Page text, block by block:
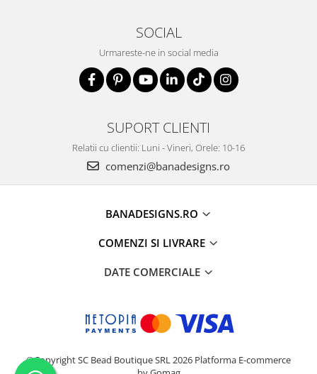
SOCIAL
Urmareste-ne in social media
SUPORT CLIENTI
Relatii cu clientii: Luni - Vineri, Orele: 10-16
comenzi@banadesigns.ro
BANADESIGNS.RO
COMENZI SI LIVRARE
DATE COMERCIALE
©Copyright SC Bead Boutique SRL 2026 Platforma E-commerce